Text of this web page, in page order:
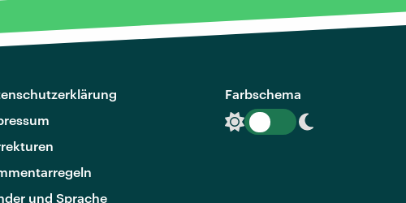
und Sprache
Farbschema